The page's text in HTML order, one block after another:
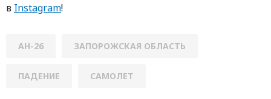
в Instagram!
АН-26 ЗАПОРОЖСКАЯ ОБЛАСТЬ
ПАДЕНИЕ САМОЛЕТ